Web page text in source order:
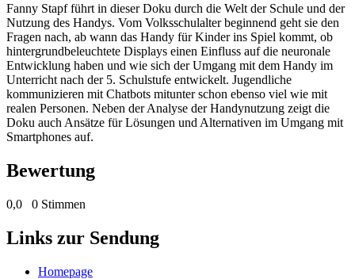
Fanny Stapf führt in dieser Doku durch die Welt der Schule und der
Nutzung des Handys. Vom Volksschulalter beginnend geht sie den
Fragen nach, ab wann das Handy für Kinder ins Spiel kommt, ob
hintergrundbeleuchtete Displays einen Einfluss auf die neuronale
Entwicklung haben und wie sich der Umgang mit dem Handy im
Unterricht nach der 5. Schulstufe entwickelt. Jugendliche
kommunizieren mit Chatbots mitunter schon ebenso viel wie mit
realen Personen. Neben der Analyse der Handynutzung zeigt die
Doku auch Ansätze für Lösungen und Alternativen im Umgang mit
Smartphones auf.
Bewertung
0,0 0 Stimmen
Links zur Sendung
Homepage